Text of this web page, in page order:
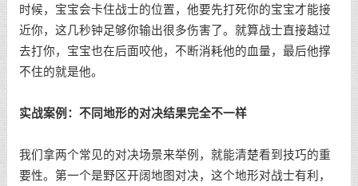
时候，宝宝会卡住战士的位置，他要先打死你的宝宝才能接
近你，这几秒钟足够你输出很多伤害了。就算战士直接越过
去打你，宝宝也在后面咬他，不断消耗他的血量，最后他撑
不住的就是他。
实战案例：不同地形的对决结果完全不一样
我们拿两个常见的对决场景来举例，就能清楚看到技巧的重
要性。第一个是野区开阔地图对决，这个地形对战士有利，